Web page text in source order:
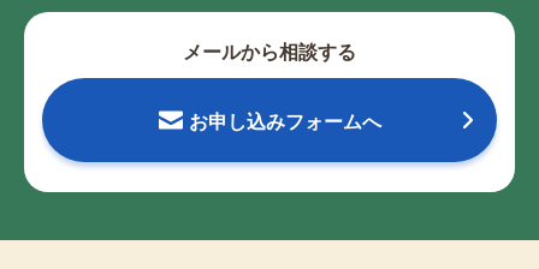
メールから相談する
お申し込みフォームへ